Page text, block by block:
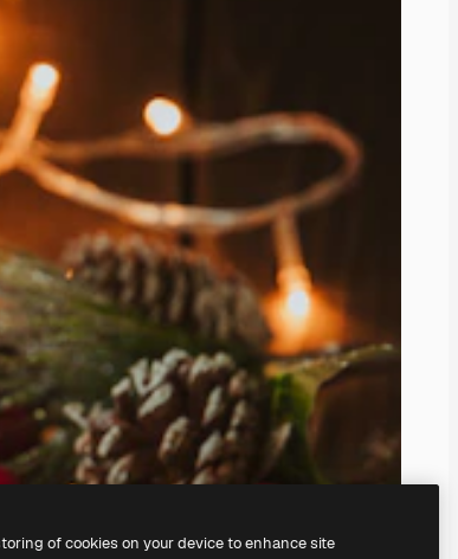
of cookies on your device to enhance site